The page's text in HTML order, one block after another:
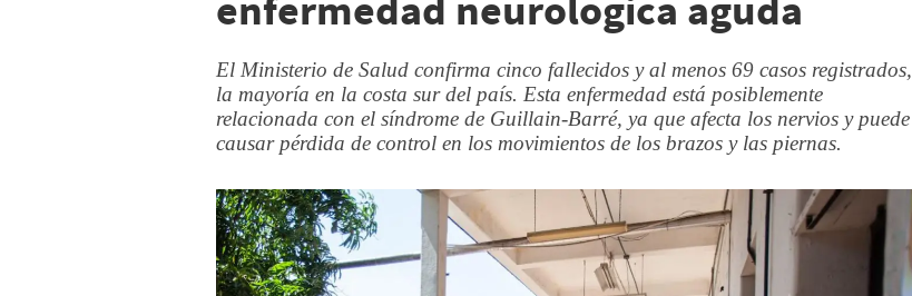
El Ministerio de Salud confirma cinco fallecidos y al menos 69 casos registrados,
la mayoría en la costa sur del país. Esta enfermedad está posiblemente
relacionada con el síndrome de Guillain-Barré, ya que afecta los nervios y puede
causar pérdida de control en los movimientos de los brazos y las piernas.